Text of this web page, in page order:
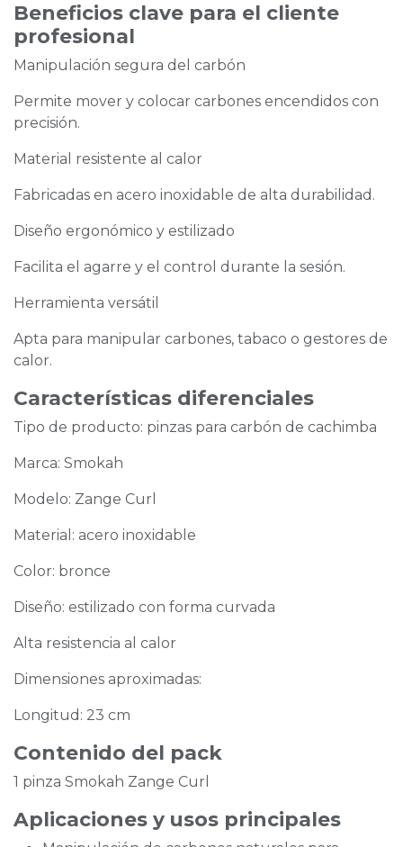
Beneficios clave para el cliente
profesional
Manipulación segura del carbón
Permite mover y colocar carbones encendidos con
precisión.
Material resistente al calor
Fabricadas en acero inoxidable de alta durabilidad.
Diseño ergonómico y estilizado
Facilita el agarre y el control durante la sesión.
Herramienta versátil
Apta para manipular carbones, tabaco o gestores de
calor.
Características diferenciales
Tipo de producto: pinzas para carbón de cachimba
Marca: Smokah
Modelo: Zange Curl
Material: acero inoxidable
Color: bronce
Diseño: estilizado con forma curvada
Alta resistencia al calor
Dimensiones aproximadas:
Longitud: 23 cm
Contenido del pack
1 pinza Smokah Zange Curl
Aplicaciones y usos principales